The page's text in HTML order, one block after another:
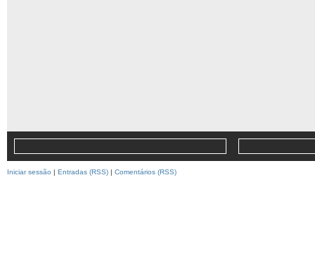
Iniciar sessão | Entradas (RSS) | Comentários (RSS)